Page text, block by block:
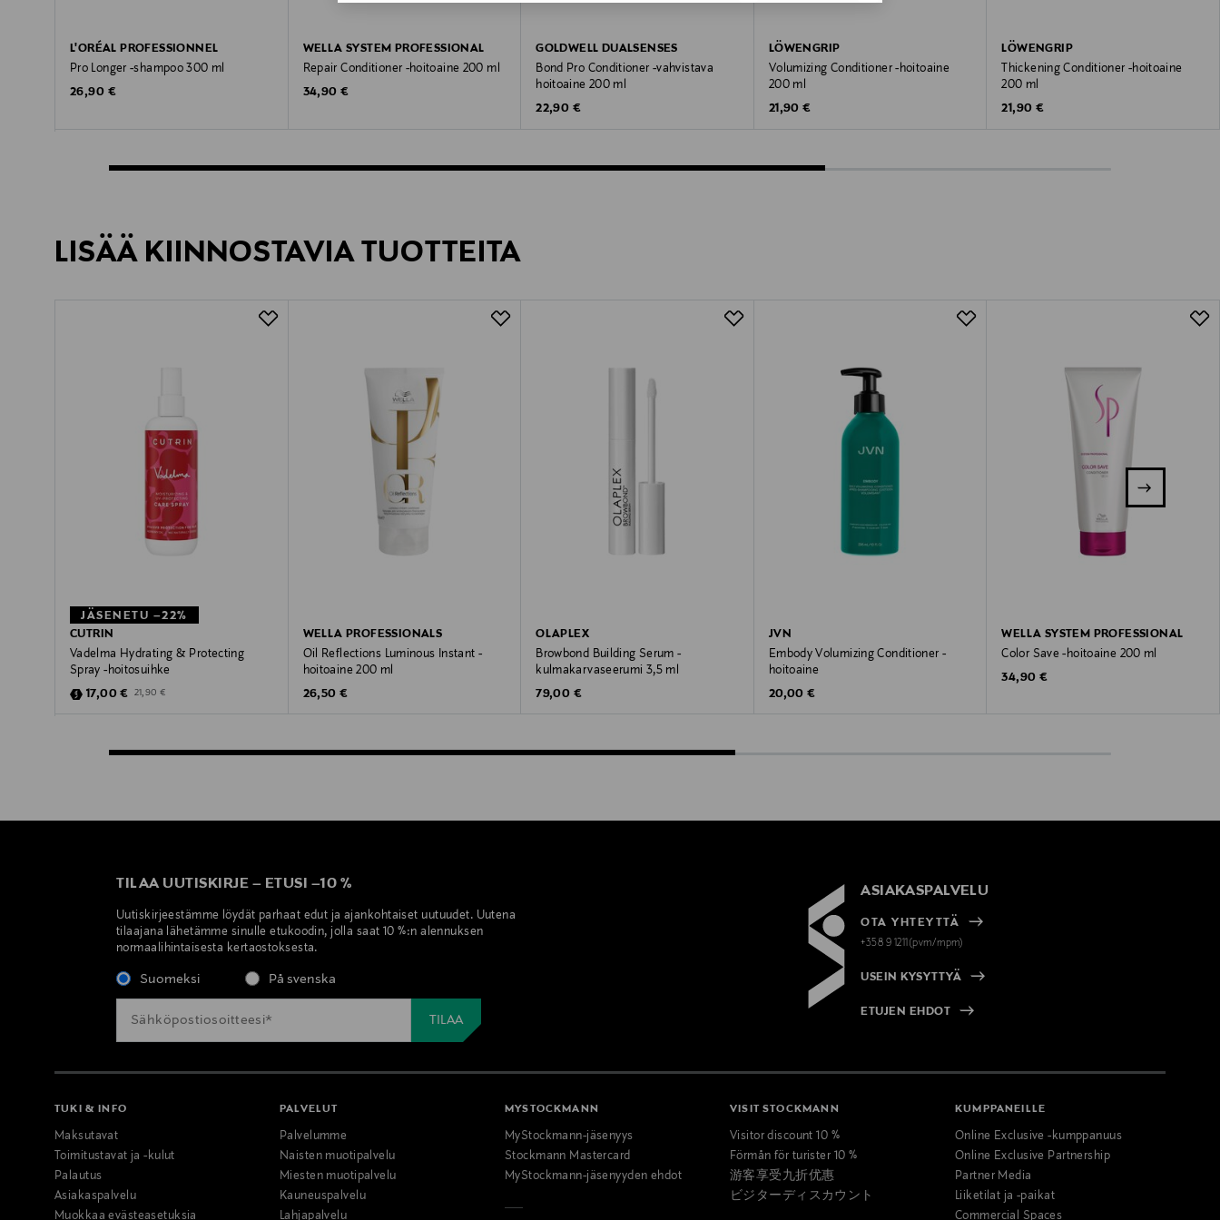
L'ORÉAL PROFESSIONNEL
Pro Longer -shampoo 300 ml
Original Price
26,90 €
WELLA SYSTEM PROFESSIONAL
Repair Conditioner -hoitoaine 200 ml
Original Price
34,90 €
GOLDWELL DUALSENSES
Bond Pro Conditioner -vahvistava
hoitoaine 200 ml
Original Price
22,90 €
LÖWENGRIP
Volumizing Conditioner -hoitoaine
200 ml
Original Price
21,90 €
LÖWENGRIP
Thickening Conditioner -hoitoaine
200 ml
Original Price
21,90 €
LISÄÄ KIINNOSTAVIA TUOTTEITA
JÄSENETU –22%
CUTRIN
Vadelma Hydrating & Protecting
Spray -hoitosuihke
Discounted Price
17,00 € Original Price
21,90 €
WELLA PROFESSIONALS
Oil Reflections Luminous Instant -
hoitoaine 200 ml
Original Price
26,50 €
OLAPLEX
Browbond Building Serum -
kulmakarvaseerumi 3,5 ml
Original Price
79,00 €
JVN
Embody Volumizing Conditioner -
hoitoaine
Original Price
20,00 €
WELLA SYSTEM PROFESSIONAL
Color Save -hoitoaine 200 ml
Original Price
34,90 €
TILAA UUTISKIRJE – ETUSI –10 %
Uutiskirjeestämme löydät parhaat edut ja ajankohtaiset uutuudet. Uutena
tilaajana lähetämme sinulle etukoodin, jolla saat 10 %:n alennuksen
normaalihintaisesta kertaostoksesta.
Suomeksi På svenska
ASIAKASPALVELU
OTA YHTEYTTÄ
+358 9 1211(pvm/mpm)
USEIN KYSYTTYÄ
ETUJEN EHDOT
TUKI & INFO
Maksutavat
Toimitustavat ja -kulut
Palautus
Asiakaspalvelu
Muokkaa evästeasetuksia
PALVELUT
Palvelumme
Naisten muotipalvelu
Miesten muotipalvelu
Kauneuspalvelu
Lahjapalvelu
MYSTOCKMANN
MyStockmann-jäsenyys
Stockmann Mastercard
MyStockmann-jäsenyyden ehdot
VISIT STOCKMANN
Visitor discount 10 %
Förmån för turister 10 %
游客享受九折优惠
ビジターディスカウント
KUMPPANEILLE
Online Exclusive -kumppanuus
Online Exclusive Partnership
Partner Media
Liiketilat ja -paikat
Commercial Spaces